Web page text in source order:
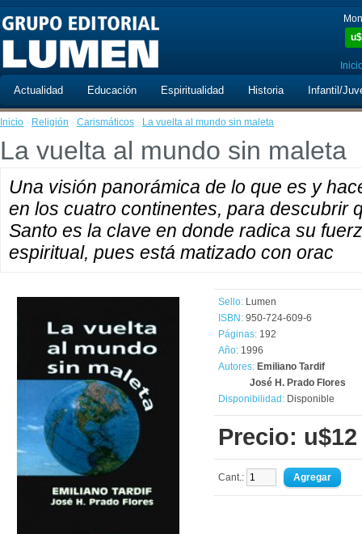
u$
Actualidad Educación Espiritualidad Historia Infantil/
Inicio · Religión · Carismáticos · La vuelta al mundo sin maleta
La vuelta al mundo sin maleta
Una visión panorámica de lo que es y
en los cuatro continentes, para descubrir
Santo es la clave en donde radica su
espiritual, pues está matizado con orac
Sello: Lumen
ISBN: 950-724-609-6
Páginas: 192
Año: 1996
Autores: Emiliano Tardif
José H. Prado Flores
Disponibilidad: Disponible
Precio: u$12
Cant.: